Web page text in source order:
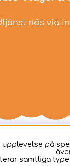
nås via
på
samtliga